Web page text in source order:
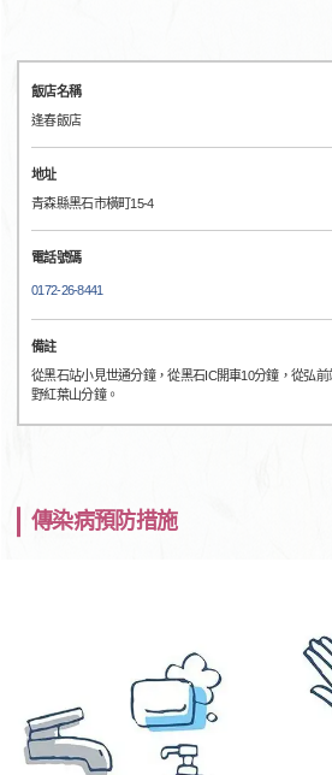
飯店名稱
逢春飯店
地址
青森縣黑石市橫町15-4
電話號碼
0172-26-8441
備註
從黑石站小見世通分鐘，從黑石IC開車10分鐘，從弘
野紅葉山分鐘。
傳染病預防措施